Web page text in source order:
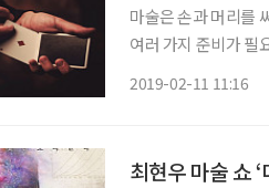
마술은 손과 머리를
여러 가지 준비가 필
2019-02-11 11:16
최현우 마술 쇼 ‘